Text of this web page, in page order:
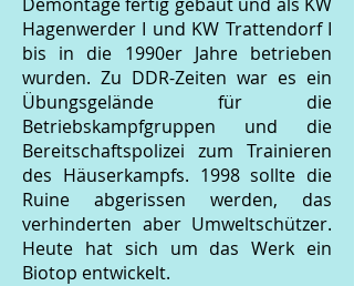
Hagenwerder I und KW Trattendorf I
bis in die 1990er Jahre betrieben
wurden. Zu DDR-Zeiten war es ein
Übungsgelände für die
Betriebskampfgruppen und die
Bereitschaftspolizei zum Trainieren
des Häuserkampfs. 1998 sollte die
Ruine abgerissen werden, das
verhinderten aber Umweltschützer.
Heute hat sich um das Werk ein
Biotop entwickelt.